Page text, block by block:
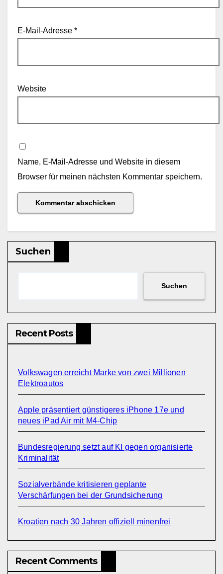
E-Mail-Adresse *
Website
Name, E-Mail-Adresse und Website in diesem
Browser für meinen nächsten Kommentar speichern.
Suchen
Suchen
Recent Posts
Volkswagen erreicht Marke von zwei Millionen
Elektroautos
Apple präsentiert günstigeres iPhone 17e und
neues iPad Air mit M4-Chip
Bundesregierung setzt auf KI gegen organisierte
Kriminalität
Sozialverbände kritisieren geplante
Verschärfungen bei der Grundsicherung
Kroatien nach 30 Jahren offiziell minenfrei
Recent Comments